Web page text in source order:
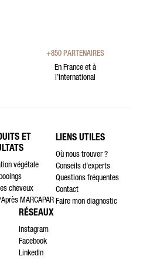
+850 PARTENAIRES
En France et à
l’international
ET
végétale
cheveux
MARCAPAR
LIENS UTILES
Où nous trouver ?
Conseils d’experts
Questions fréquentes
Contact
Faire mon diagnostic
RÉSEAUX
Instagram
Facebook
LinkedIn